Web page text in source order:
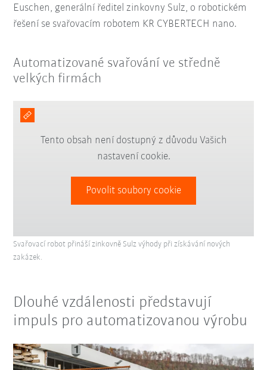
Euschen, generální ředitel zinkovny Sulz, o robotickém
řešení se svařovacím robotem KR CYBERTECH nano.
Automatizované svařování ve středně
velkých firmách
Tento obsah není dostupný z důvodu Vašich
nastavení cookie.
Povolit soubory cookie
Svařovací robot přináší zinkovně Sulz výhody při získávání nových
zakázek.
Dlouhé vzdálenosti představují
impuls pro automatizovanou výrobu